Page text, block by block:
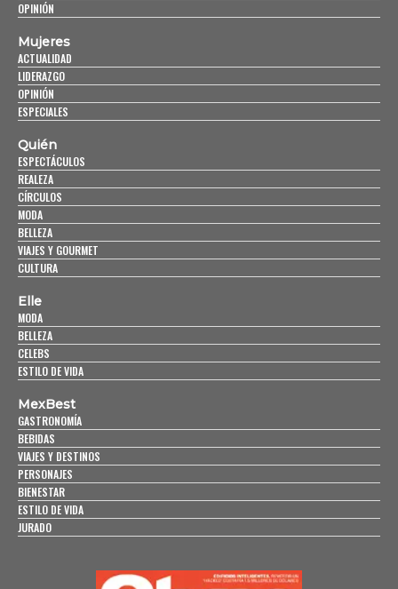
OPINIÓN
Mujeres
ACTUALIDAD
LIDERAZGO
OPINIÓN
ESPECIALES
Quién
ESPECTÁCULOS
REALEZA
CÍRCULOS
MODA
BELLEZA
VIAJES Y GOURMET
CULTURA
Elle
MODA
BELLEZA
CELEBS
ESTILO DE VIDA
MexBest
GASTRONOMÍA
BEBIDAS
VIAJES Y DESTINOS
PERSONAJES
BIENESTAR
ESTILO DE VIDA
JURADO